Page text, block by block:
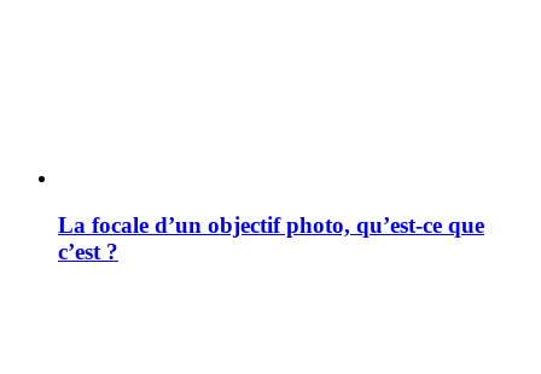
La focale d’un objectif photo, qu’est-ce que
c’est ?